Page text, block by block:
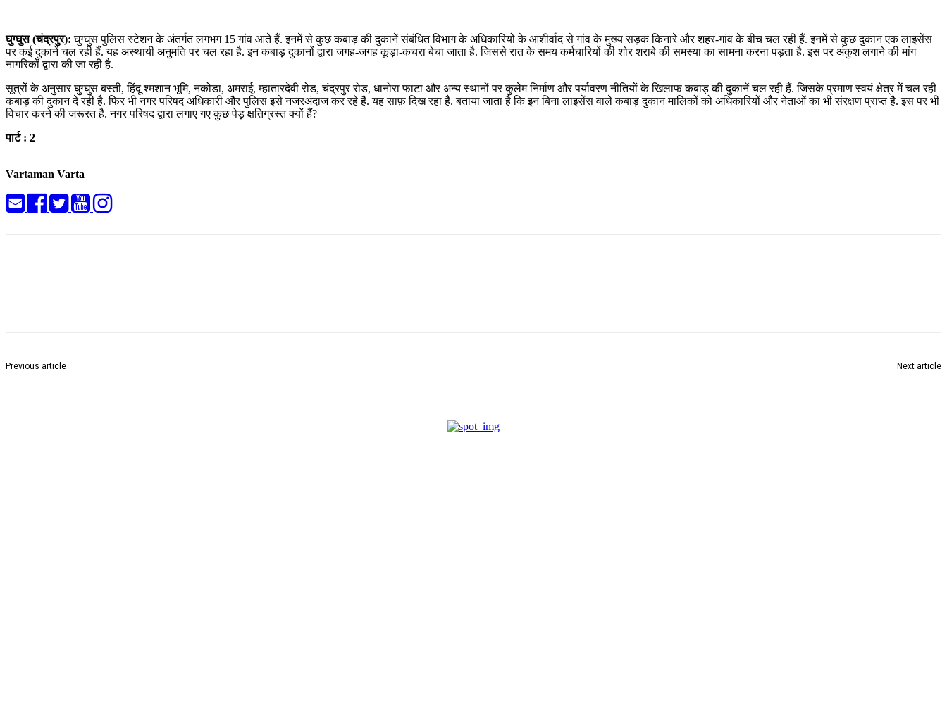
घुग्घुस (चंद्रपुर):घुग्घुस पुलिस स्टेशन के अंतर्गत लगभग 15 गांव आते हैं. इनमें से कुछ कबाड़ की दुकानें संबंधित विभाग के अधिकारियों के आशीर्वाद से गांव के मुख्य सड़क किनारे और शहर-गांव के बीच चल रही हैं. इनमें से कुछ दुकान एक लाइसेंस
पर कई दुकानें चल रही हैं. यह अस्थायी अनुमति पर चल रहा है. इन कबाड़ दुकानों द्वारा जगह-जगह कूड़ा-कचरा बेचा जाता है. जिससे रात के समय कर्मचारियों की शोर शराबे की समस्या का सामना करना पड़ता है. इस पर अंकुश लगाने की मांग
नागरिकों द्वारा की जा रही है.
सूत्रों के अनुसार घुग्घुस बस्ती, हिंदू श्मशान भूमि, नकोडा, अमराई, म्हातारदेवी रोड, चंद्रपुर रोड, धानोरा फाटा और अन्य स्थानों पर कुलेम निर्माण और पर्यावरण नीतियों के खिलाफ कबाड़ की दुकानें चल रही हैं. जिसके प्रमाण स्वयं क्षेत्र में चल रही
कबाड़ की दुकान दे रही है. फिर भी नगर परिषद अधिकारी और पुलिस इसे नजरअंदाज कर रहे हैं. यह साफ़ दिख रहा है. बताया जाता है कि इन बिना लाइसेंस वाले कबाड़ दुकान मालिकों को अधिकारियों और नेताओं का भी संरक्षण प्राप्त है. इस पर भी
विचार करने की जरूरत है. नगर परिषद द्वारा लगाए गए कुछ पेड़ क्षतिग्रस्त क्यों हैं?
पार्ट : 2
Vartaman Varta
Previous article Next article